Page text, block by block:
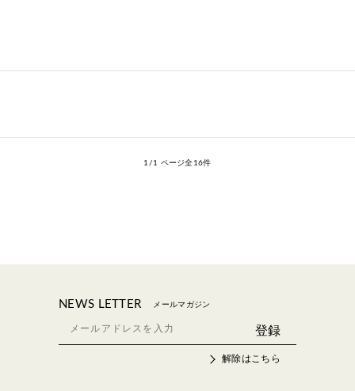
1/1 ページ全16件
NEWS LETTER メールマガジン
解除はこちら